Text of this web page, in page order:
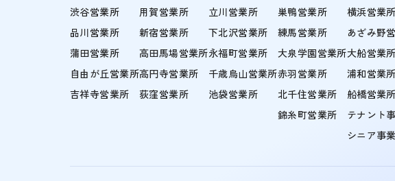
渋谷営業所
品川営業所
蒲田営業所
自由が丘営業所
吉祥寺営業所
用賀営業所
新宿営業所
高田馬場営業所
高円寺営業所
荻窪営業所
立川営業所
下北沢営業所
永福町営業所
千歳烏山営業所
池袋営業所
巣鴨営業所
練馬営業所
大泉学園営業所
赤羽営業所
北千住営業所
錦糸町営業所
横浜営業所
あざみ野
大船営業所
浦和営業所
船橋営業所
テナント
シニア事